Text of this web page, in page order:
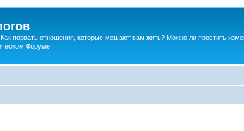
порвать отношения, которые мешают вам жить? Можно ли простить
Форуме